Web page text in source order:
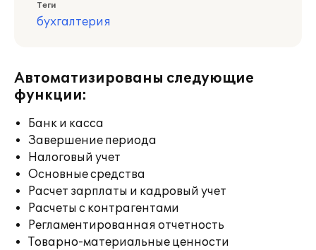
Теги
бухгалтерия
Автоматизированы следующие
функции:
Банк и касса
Завершение периода
Налоговый учет
Основные средства
Расчет зарплаты и кадровый учет
Расчеты с контрагентами
Регламентированная отчетность
Товарно-материальные ценности